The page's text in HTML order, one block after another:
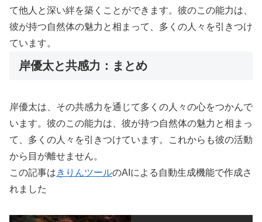
て他人と深い絆を築くことができます。彼のこの能力は、
彼が持つ自然体の魅力と相まって、多くの人々を引きつけ
ています。
岸優太と共感力：まとめ
岸優太は、その共感力を通じて多くの人々の心をつかんで
います。彼のこの能力は、彼が持つ自然体の魅力と相まっ
て、多くの人々を引きつけています。これからも彼の活動
から目が離せません。
この記事はきりんツールのAIによる自動生成機能で作成さ
れました